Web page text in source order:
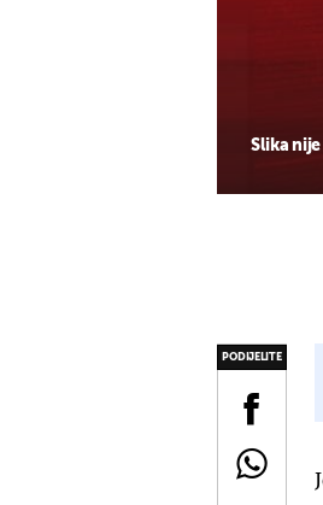
Slika
PODIJELITE